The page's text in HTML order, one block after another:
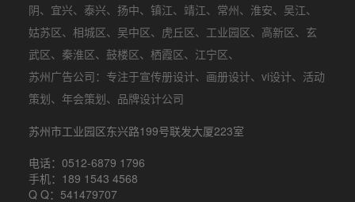
阴、 宜兴、 泰兴、 扬中、 镇江、 靖江、 常州、 淮安、 吴江、
姑苏区、 相城区、 吴中区、 虎丘区、 工业园区、 高新区、 玄
武区、 秦淮区、 鼓楼区、 栖霞区、 江宁区、
苏州广告公司：专注于宣传册设计、 画册设计、 vi设计、 活动
策划、 年会策划、品牌设计公司
苏州市工业园区东兴路199号联发大厦223室
电话：0512-6879 1796
手机：189 1543 4568
Q Q：541479707